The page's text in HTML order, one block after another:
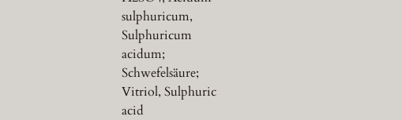
sulphuricum,
Sulphuricum
acidum;
Schwefelsäure;
Vitriol, Sulphuric
acid